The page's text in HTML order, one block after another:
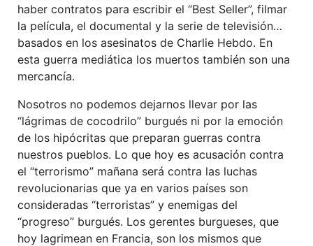
haber contratos para escribir el “Best Seller”, filmar
la película, el documental y la serie de televisión…
basados en los asesinatos de Charlie Hebdo. En
esta guerra mediática los muertos también son una
mercancía.
Nosotros no podemos dejarnos llevar por las
“lágrimas de cocodrilo” burgués ni por la emoción
de los hipócritas que preparan guerras contra
nuestros pueblos. Lo que hoy es acusación contra
el “terrorismo” mañana será contra las luchas
revolucionarias que ya en varios países son
consideradas “terroristas” y enemigas del
“progreso” burgués. Los gerentes burgueses, que
hoy lagrimean en Francia, son los mismos que